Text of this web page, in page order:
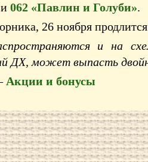
и 062 «Павлин и Голуби».
26 ноября
и на
ДХ, может выпасть
Акции и бонусы